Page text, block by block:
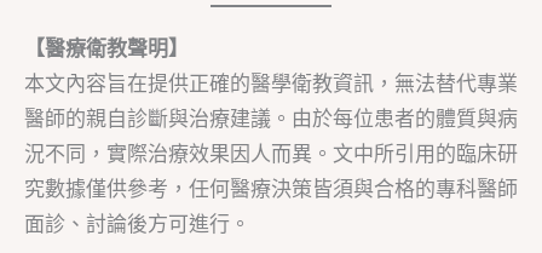
【醫療衛教聲明】
本文內容旨在提供正確的醫學衛教資訊，無法替代專業
醫師的親自診斷與治療建議。由於每位患者的體質與病
況不同，實際治療效果因人而異。文中所引用的臨床研
究數據僅供參考，任何醫療決策皆須與合格的專科醫師
面診、討論後方可進行。